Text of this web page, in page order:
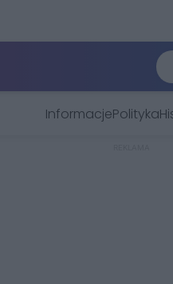
InformacjePolityka